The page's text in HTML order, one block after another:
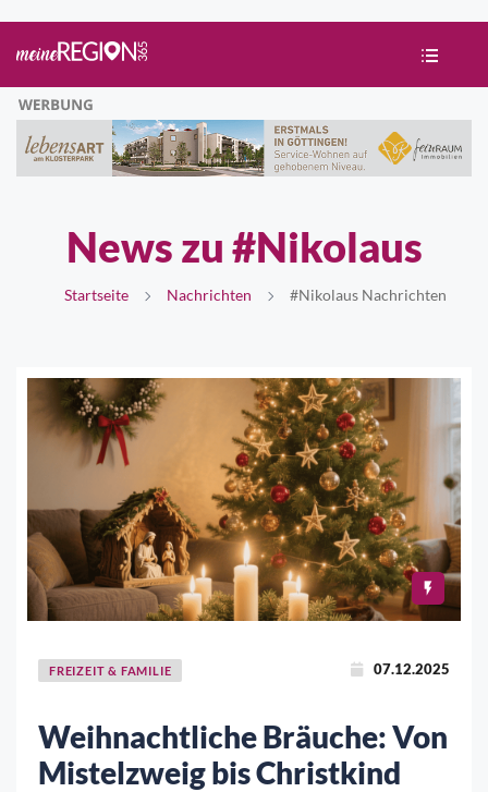
News zu #Nikolaus
Startseite Nachrichten #Nikolaus Nachrichten
FREIZEIT & FAMILIE 07.12.2025
Weihnachtliche Bräuche: Von
Mistelzweig bis Christkind